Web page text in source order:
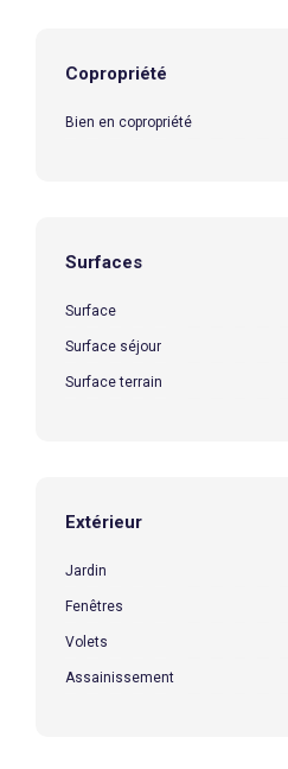
Copropriété
Bien en copropriété
Surfaces
Surface
Surface séjour
Surface terrain
Extérieur
Jardin
Fenêtres
Volets
Assainissement